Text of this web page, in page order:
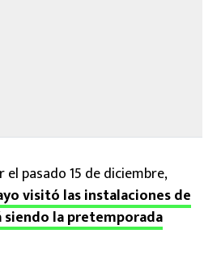
el pasado 15 de diciembre,
visitó las instalaciones de
siendo la pretemporada